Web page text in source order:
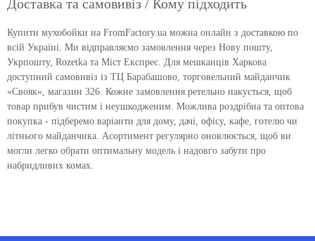
Доставка та самовивіз / Кому підходить
Купити мухобойки на FromFactory.ua можна онлайн з доставкою по
всій Україні. Ми відправляємо замовлення через Нову пошту,
Укрпошту, Rozetka та Міст Експрес. Для мешканців Харкова
доступний самовивіз із ТЦ Барабашово, торговельний майданчик
«Свояк», магазин 326. Кожне замовлення ретельно пакується, щоб
товар прибув чистим і неушкодженим. Можлива роздрібна та оптова
покупка - підберемо варіанти для дому, дачі, офісу, кафе, готелю чи
літнього майданчика. Асортимент регулярно оновлюється, щоб ви
могли легко обрати оптимальну модель і надовго забути про
набридливих комах.